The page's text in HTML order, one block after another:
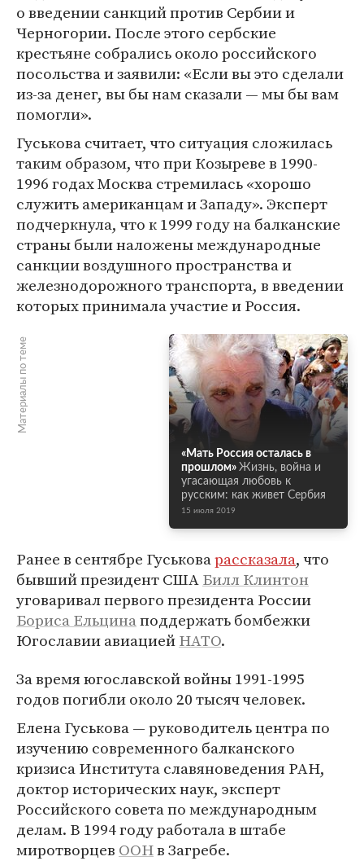
о введении санкций против Сербии и
Черногории. После этого сербские
крестьяне собрались около российского
посольства и заявили: «Если вы это сделали
из-за денег, вы бы нам сказали — мы бы вам
помогли».
Гуськова считает, что ситуация сложилась
таким образом, что при Козыреве в 1990-
1996 годах Москва стремилась «хорошо
служить американцам и Западу». Эксперт
подчеркнула, что к 1999 году на балканские
страны были наложены международные
санкции воздушного пространства и
железнодорожного транспорта, в введении
которых принимала участие и Россия.
Материалы по теме
«Мать Россия осталась в
прошлом» Жизнь, война и
угасающая любовь к
русским: как живет Сербия
15 июля 2019
Ранее в сентябре Гуськоварассказала, что
бывший президент СШАБилл Клинтон
уговаривал первого президента России
Бориса Ельцинаподдержать бомбежки
Югославии авиациейНАТО.
За время югославской войны 1991-1995
годов погибли около 20 тысяч человек.
Елена Гуськова — руководитель центра по
изучению современного балканского
кризиса Института славяноведения РАН,
доктор исторических наук, эксперт
Российского совета по международным
делам. В 1994 году работала в штабе
миротворцев ООНв Загребе.